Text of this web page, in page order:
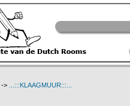
-> ...:::KLAAGMUUR:::...